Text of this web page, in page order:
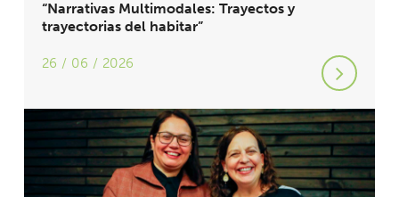
“Narrativas Multimodales: Trayectos y
trayectorias del habitar”
26 / 06 / 2026